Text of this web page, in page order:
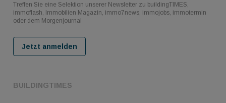
BUILDINGTIMES
Treffen Sie eine Selektion unserer Newsletter zu buildingTIMES,
immoflash, Immobilien Magazin, immo7news, immojobs, immotermin
oder dem Morgenjournal
Jetzt anmelden